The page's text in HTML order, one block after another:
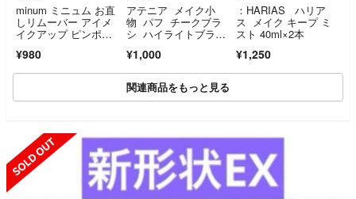
minum ミニュム お直
しリムーバー アイメ
イクアップ ピンポイ
¥980
アテニア メイク小
物 パフ チークブラ
シ ハイライトブラ
ラー替えゴム
¥1,000
：HARIAS ハリア
ス メイク キープ ミ
スト 40ml×2本
¥1,250
関連商品をもっと見る
SOLD OUT